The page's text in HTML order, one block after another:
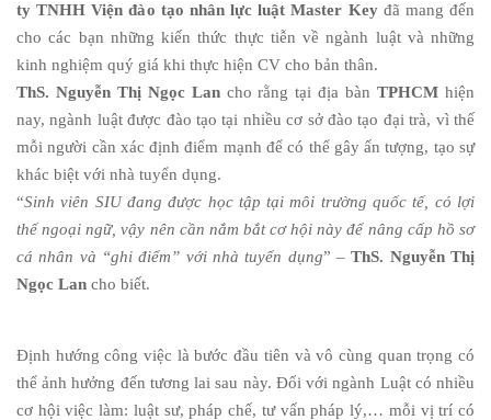
ty TNHH Viện đào tạo nhân lực luật Master Keyđã mang đến
cho các bạn những kiến thức thực tiễn về ngành luật và những
kinh nghiệm quý giá khi thực hiện CV cho bản thân.
ThS. Nguyễn Thị Ngọc Lancho rằng tại địa bànTPHCM hiện
nay, ngành luật được đào tạo tại nhiều cơ sở đào tạo đại trà, vì thế
mỗi người cần xác định điểm mạnh để có thể gây ấn tượng, tạo sự
khác biệt với nhà tuyển dụng.
“Sinh viên SIU đang được học tập tại môi trường quốc tế, có lợi
thế ngoại ngữ, vậy nên cần nắm bắt cơ hội này để nâng cấp hồ sơ
cá nhân và “ghi điểm” với nhà tuyển dụng” –ThS. Nguyễn Thị
Ngọc Lan cho biết.
Định hướng công việc là bước đầu tiên và vô cùng quan trọng có
thể ảnh hưởng đến tương lai sau này. Đối với ngành Luật có nhiều
cơ hội việc làm: luật sư, pháp chế, tư vấn pháp lý,… mỗi vị trí có